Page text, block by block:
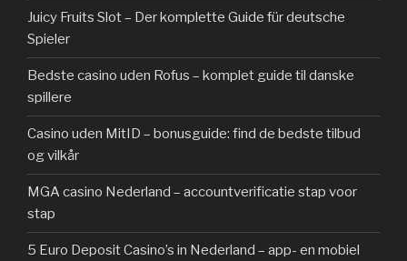
Juicy Fruits Slot – Der komplette Guide für deutsche
Spieler
Bedste casino uden Rofus – komplet guide til danske
spillere
Casino uden MitID – bonusguide: find de bedste tilbud
og vilkår
MGA casino Nederland – accountverificatie stap voor
stap
5 Euro Deposit Casino’s in Nederland – app- en mobiel